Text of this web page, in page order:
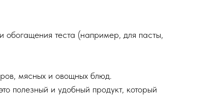
теста (например, для пасты,
мясных и овощных блюд.
полезный и удобный продукт, который